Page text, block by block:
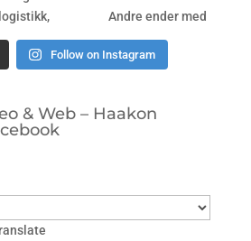
Follow on Instagram
& Web – Haakon